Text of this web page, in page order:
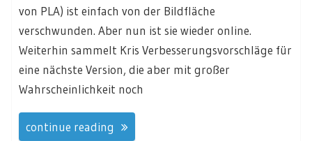
von PLA) ist einfach von der Bildfläche
verschwunden. Aber nun ist sie wieder online.
Weiterhin sammelt Kris Verbesserungsvorschläge für
eine nächste Version, die aber mit großer
Wahrscheinlichkeit noch
continue reading